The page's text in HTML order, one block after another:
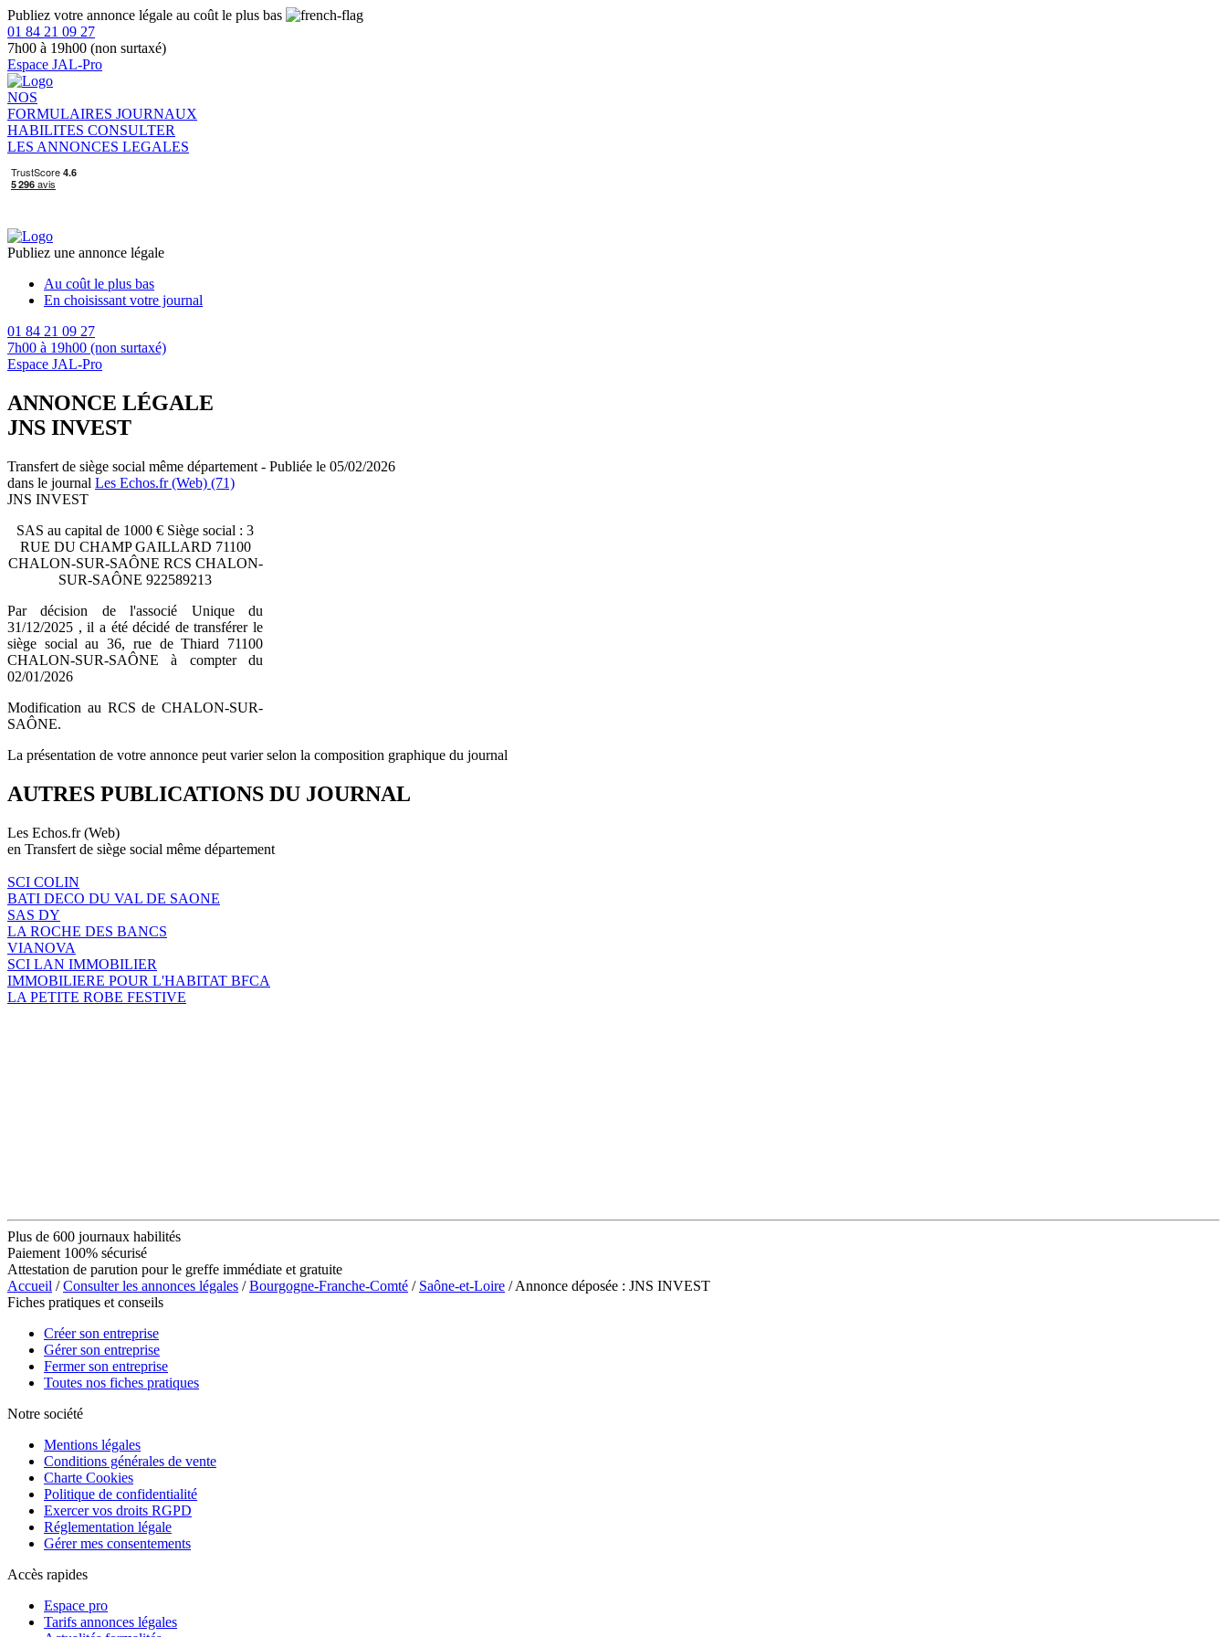
Publiez votre annonce légale au coût le plus bas
01 84 21 09 27
7h00 à 19h00 (non surtaxé)
Espace JAL-Pro
NOS
FORMULAIRES JOURNAUX
HABILITES CONSULTER
LES ANNONCES LEGALES
Publiez une annonce légale
Au coût le plus bas
En choisissant votre journal
01 84 21 09 27
7h00 à 19h00 (non surtaxé)
Espace JAL-Pro
ANNONCE LÉGALE
JNS INVEST
Transfert de siège social même département - Publiée le 05/02/2026
dans le journal Les Echos.fr (Web) (71)
JNS INVEST
SAS au capital de 1000 € Siège social : 3
RUE DU CHAMP GAILLARD 71100
CHALON-SUR-SAÔNE RCS CHALON-
SUR-SAÔNE 922589213
Par décision de l'associé Unique du
31/12/2025 , il a été décidé de transférer le
siège social au 36, rue de Thiard 71100
CHALON-SUR-SAÔNE à compter du
02/01/2026
Modification au RCS de CHALON-SUR-
SAÔNE.
La présentation de votre annonce peut varier selon la composition graphique du journal
AUTRES PUBLICATIONS DU JOURNAL
Les Echos.fr (Web)
en Transfert de siège social même département
SCI COLIN
BATI DECO DU VAL DE SAONE
SAS DY
LA ROCHE DES BANCS
VIANOVA
SCI LAN IMMOBILIER
IMMOBILIERE POUR L'HABITAT BFCA
LA PETITE ROBE FESTIVE
Plus de 600 journaux habilités
Paiement 100% sécurisé
Attestation de parution pour le greffe immédiate et gratuite
Accueil /Consulter les annonces légales /Bourgogne-Franche-Comté / Saône-et-Loire / Annonce déposée : JNS INVEST
Fiches pratiques et conseils
Créer son entreprise
Gérer son entreprise
Fermer son entreprise
Toutes nos fiches pratiques
Notre société
Mentions légales
Conditions générales de vente
Charte Cookies
Politique de confidentialité
Exercer vos droits RGPD
Réglementation légale
Gérer mes consentements
Accès rapides
Espace pro
Tarifs annonces légales